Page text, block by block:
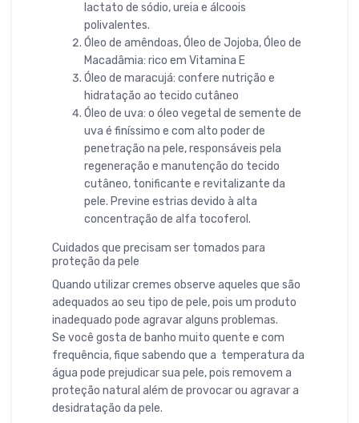
lactato de sódio, ureia e álcoois
polivalentes.
Óleo de amêndoas, Óleo de Jojoba, Óleo de
Macadâmia: rico em Vitamina E
Óleo de maracujá: confere nutrição e
hidratação ao tecido cutâneo
Óleo de uva: o óleo vegetal de semente de
uva é finíssimo e com alto poder de
penetração na pele, responsáveis pela
regeneração e manutenção do tecido
cutâneo, tonificante e revitalizante da
pele. Previne estrias devido à alta
concentração de alfa tocoferol.
Cuidados que precisam ser tomados para
proteção da pele
Quando utilizar cremes observe aqueles que são
adequados ao seu tipo de pele, pois um produto
inadequado pode agravar alguns problemas.
Se você gosta de banho muito quente e com
frequência, fique sabendo que a temperatura da
água pode prejudicar sua pele, pois removem a
proteção natural além de provocar ou agravar a
desidratação da pele.